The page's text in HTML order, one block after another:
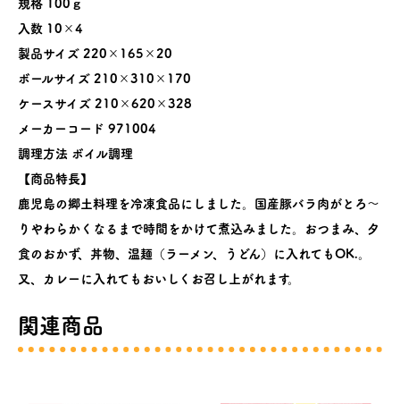
入数 10×4
製品サイズ 220×165×20
ボールサイズ 210×310×170
ケースサイズ 210×620×328
メーカーコード 971004
調理方法 ボイル調理
【商品特長】
鹿児島の郷土料理を冷凍食品にしました。国産豚バラ肉がとろ～
りやわらかくなるまで時間をかけて煮込みました。おつまみ、夕
食のおかず、丼物、温麺（ラーメン、うどん）に入れてもOK.。
又、カレーに入れてもおいしくお召し上がれます。
関連商品